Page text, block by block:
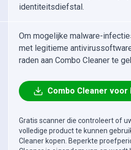
identiteitsdiefstal.
Om mogelijke malware-
met legitieme
raden aan Combo Cleaner te
Combo Cleaner voor
Gratis scanner die controleert of
volledige product te kunnen
Cleaner kopen. Beperkte